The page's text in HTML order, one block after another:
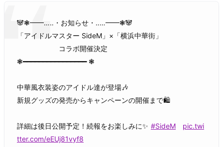
🐼❃━━…‥・お知らせ・‥…━━❃🐼
「アイドルマスター SideM」×「横浜中華街」
コラボ開催決定
❃━━━━━━━━━━━━━━━━ ❃
中華風衣装姿のアイドル達が登場🎶
新規グッズの発売からキャンペーンの開催まで🛍
詳細は後日公開予定！続報をお楽しみに✨ #SideM
pic.twi
tter.com/eEUj81vyf8